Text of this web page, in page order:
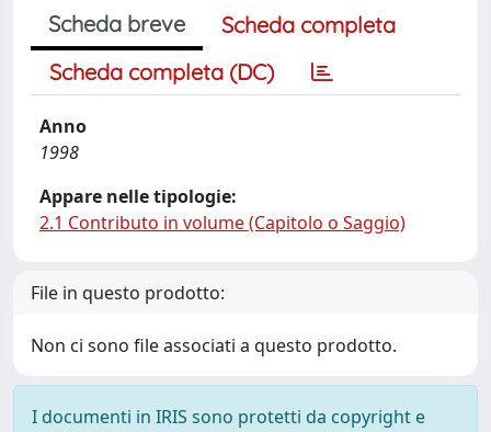
Scheda breve
Scheda completa
Scheda completa (DC)
Anno
1998
Appare nelle tipologie:
2.1 Contributo in volume (Capitolo o Saggio)
File in questo prodotto:
Non ci sono file associati a questo prodotto.
I documenti in IRIS sono protetti da copyright e